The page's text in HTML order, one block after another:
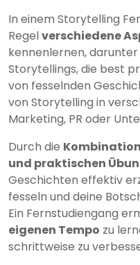
In einem Storytelling
Regelverschiedene
kennenlernen,
Storytellings, die best
von fesselnden
von Storytelling in
Marketing, PR oder
Durch die
und praktischen
Geschichten effektiv
fesseln und deine
Ein Fernstudiengang
eigenen Tempo zu
schrittweise zu